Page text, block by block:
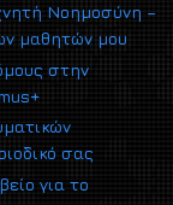
Νοημοσύνη –
μαθητών μου
στην
σας
για το